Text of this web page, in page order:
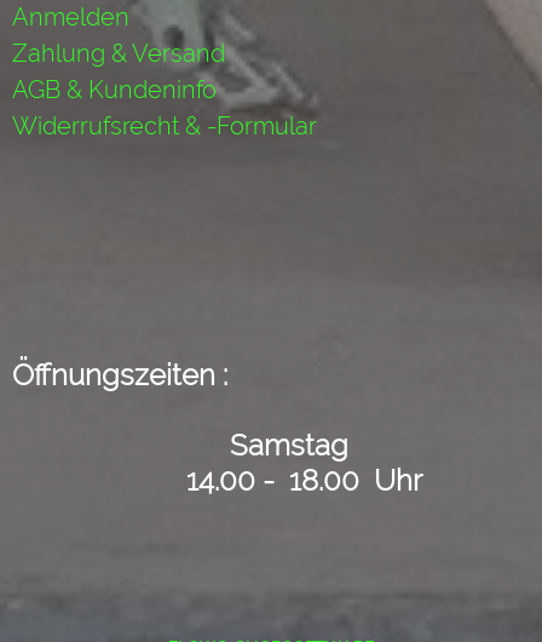
Anmelden
Zahlung & Versand
AGB & Kundeninfo
Widerrufsrecht & -Formular
Öffnungszeiten :
Samstag
14.00 - 18.00 Uhr